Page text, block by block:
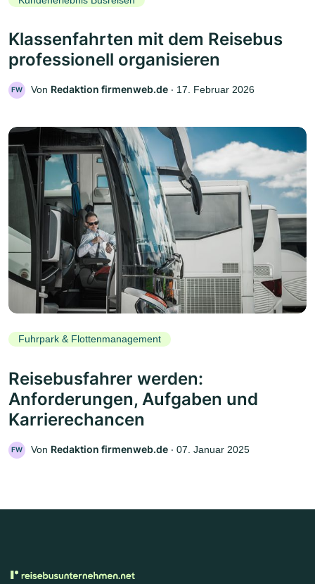
Klassenfahrten mit dem Reisebus
professionell organisieren
FW Von Redaktion firmenweb.de ‧ 17. Februar 2026
Fuhrpark & Flottenmanagement
Reisebusfahrer werden:
Anforderungen, Aufgaben und
Karrierechancen
FW Von Redaktion firmenweb.de ‧ 07. Januar 2025